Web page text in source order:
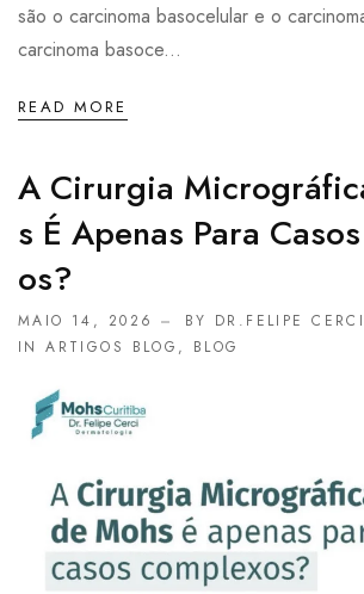
são o carcinoma basocelular e o
carcinoma basoce...
READ MORE
A Cirurgia
S É Apenas Para
Os?
MAIO 14, 2026
BY DR.FELIPE CERCI
INARTIGOS BLOG , BLOG